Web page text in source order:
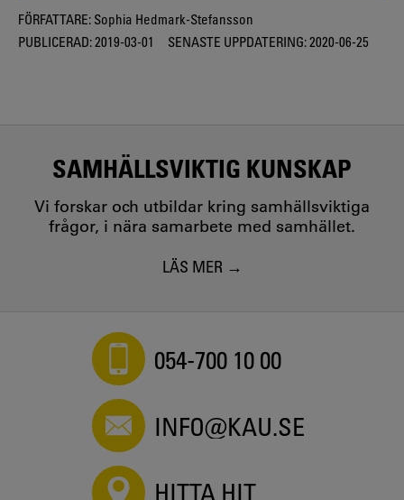
FÖRFATTARE: Sophia Hedmark-Stefansson
PUBLICERAD:2019-03-01 SENASTE UPPDATERING:2020-06-25
SAMHÄLLSVIKTIG KUNSKAP
Vi forskar och utbildar kring samhällsviktiga
frågor, i nära samarbete med samhället.
LÄS MER
054-700 10 00
INFO@KAU.SE
HITTA HIT